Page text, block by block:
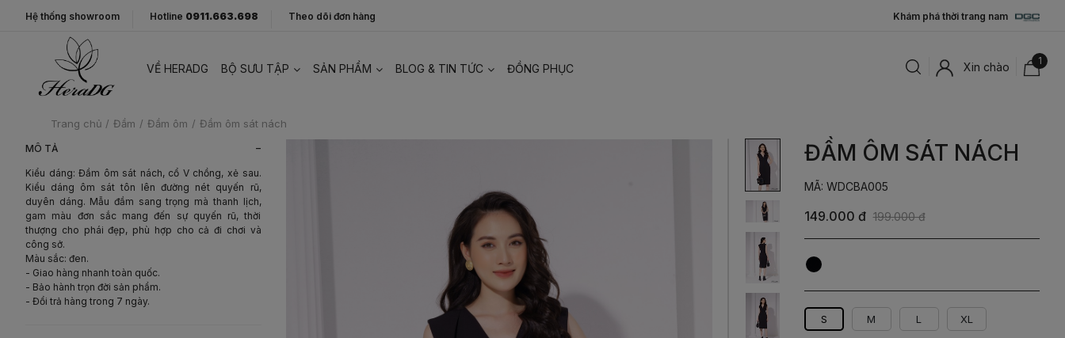
Hệ thống showroom Hotline 0911.663.698 Theo dõi đơn hàng Khám phá thời trang nam
VỀ HERADG BỘ SƯU TẬP SẢN PHẨM BLOG & TIN TỨC ĐỒNG PHỤC Xin chào 1
Trang chủ / Đầm / Đầm ôm / Đầm ôm sát nách
MÔ TẢ -
Kiểu dáng: Đầm ôm sát nách, cổ V chồng, xẻ sau.
Kiểu dáng ôm sát tôn lên đường nét quyến rũ,
duyên dáng. Mẫu đầm sang trọng mà thanh lịch,
gam màu đơn sắc mang đến sự quyến rũ, thời
thượng cho phái đẹp, phù hợp cho cả đi chơi và
công sở.
Màu sắc: đen.
- Giao hàng nhanh toàn quốc.
- Bảo hành trọn đời sản phẩm.
- Đổi trả hàng trong 7 ngày.
ĐẦM ÔM SÁT NÁCH
MÃ: WDCBA005
149.000 đ 199.000 đ
Đen
S M L XL